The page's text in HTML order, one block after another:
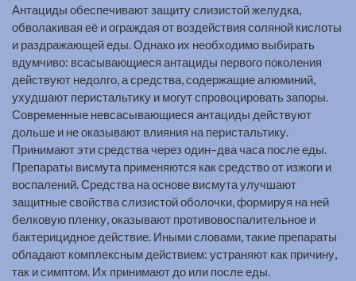
Антациды обеспечивают защиту слизистой желудка,
обволакивая её и ограждая от воздействия соляной кислоты
и раздражающей еды. Однако их необходимо выбирать
вдумчиво: всасывающиеся антациды первого поколения
действуют недолго, а средства, содержащие алюминий,
ухудшают перистальтику и могут спровоцировать запоры.
Современные невсасывающиеся антациды действуют
дольше и не оказывают влияния на перистальтику.
Принимают эти средства через один–два часа после еды.
Препараты висмута применяются как средство от изжоги и
воспалений. Средства на основе висмута улучшают
защитные свойства слизистой оболочки, формируя на ней
белковую пленку, оказывают противовоспалительное и
бактерицидное действие. Иными словами, такие препараты
обладают комплексным действием: устраняют как причину,
так и симптом. Их принимают до или после еды.